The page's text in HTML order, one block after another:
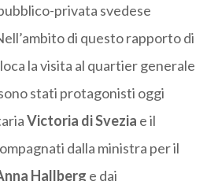
privata svedese
di questo rapporto di
la visita al quartier generale
stati protagonisti oggi
Victoria di Svezia e il
dalla ministra per il
Hallberg e dai